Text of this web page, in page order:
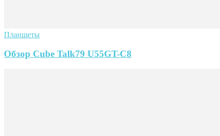
Планшеты
Обзор Cube Talk79 U55GT-C8